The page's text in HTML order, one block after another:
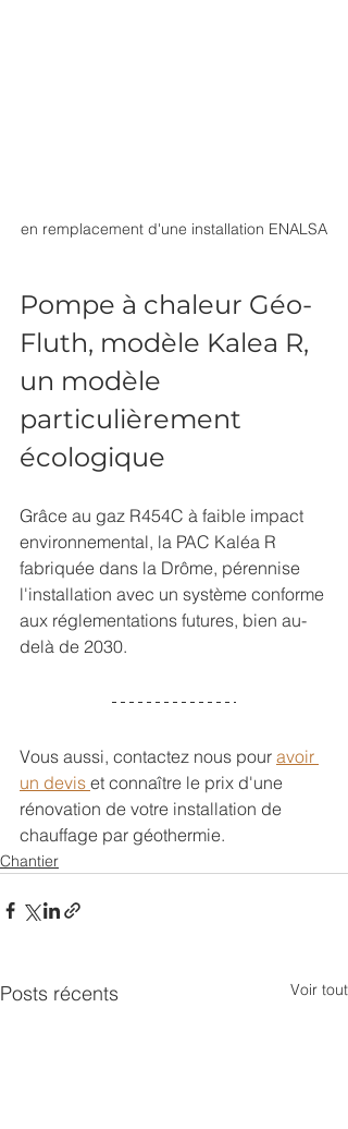
en remplacement d'une installation ENALSA
Pompe à chaleur Géo-
Fluth, modèle Kalea R,
un modèle
particulièrement
écologique
Grâce au gaz R454C à faible impact
environnemental, la PAC Kaléa R
fabriquée dans la Drôme, pérennise
l'installation avec un système conforme
aux réglementations futures, bien au-
delà de 2030.
Vous aussi, contactez nous pour avoir
un devis et connaître le prix d'une
rénovation de votre installation de
chauffage par géothermie.
Chantier
Posts récents Voir tout